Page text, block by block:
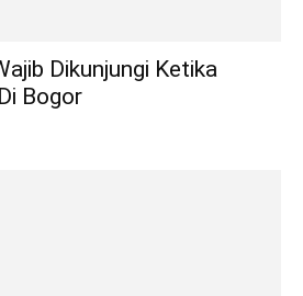
Dikunjungi Ketika
Bogor